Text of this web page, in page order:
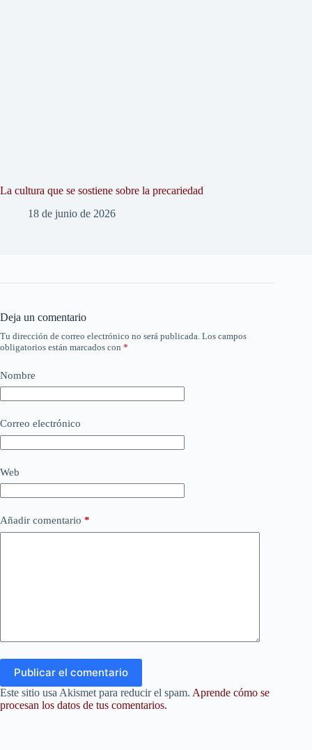
La cultura que se sostiene sobre la precariedad
18 de junio de 2026
Deja un comentario
Tu dirección de correo electrónico no será publicada. Los campos
obligatorios están marcados con *
Nombre
Correo electrónico
Web
Añadir comentario *
Publicar el comentario
Este sitio usa Akismet para reducir el spam. Aprende cómo se
procesan los datos de tus comentarios.